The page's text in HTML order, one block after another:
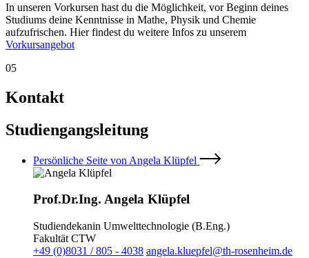
In unseren Vorkursen hast du die Möglichkeit, vor Beginn deines
Studiums deine Kenntnisse in Mathe, Physik und Chemie
aufzufrischen. Hier findest du weitere Infos zu unserem
Vorkursangebot
05
Kontakt
Studiengangsleitung
Persönliche Seite von Angela Klüpfel
Prof.Dr.Ing. Angela Klüpfel
Studiendekanin Umwelttechnologie (B.Eng.)
Fakultät CTW
+49 (0)8031 / 805 - 4038 angela.kluepfel@th-rosenheim.de